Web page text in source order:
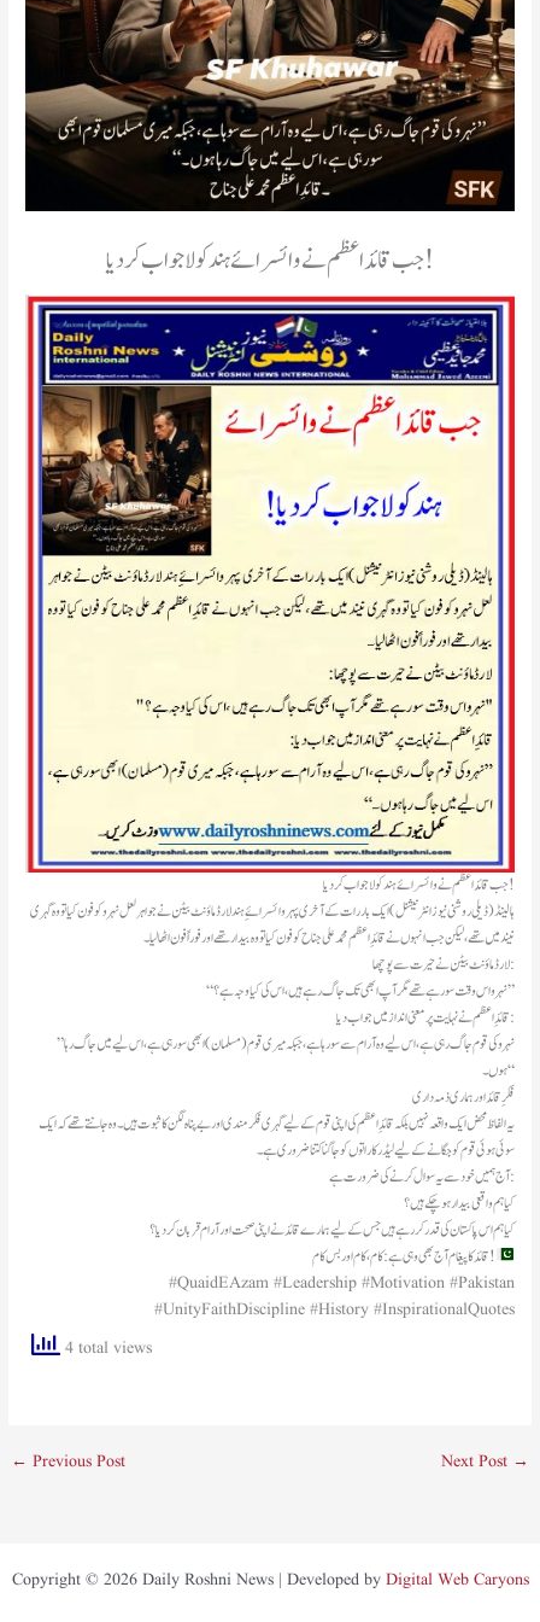
جب قائد اعظم نے وائسرائے ہند کو لاجواب کر دیا!
جب قائد اعظم نے وائسرائے ہند کو لاجواب کر دیا!
ہالینڈ(ڈیلی روشنی نیوز انٹرنیشنل )ایک بار رات کے آخری پہر وائسرائےِ ہند لارڈ ماؤنٹ بیٹن نے جواہر لعل نہرو کو فون کیا تو وہ گہری
نیند میں تھے، لیکن جب انہوں نے قائدِ اعظم محمد علی جناح کو فون کیا تو وہ بیدار تھے اور فوراً فون اٹھا لیا۔
لارڈ ماؤنٹ بیٹن نے حیرت سے پوچھا:
“نہرو اس وقت سو رہے تھے مگر آپ ابھی تک جاگ رہے ہیں، اس کی کیا وجہ ہے؟”
قائدِ اعظم نے نہایت پرمعنی انداز میں جواب دیا:
”نہرو کی قوم جاگ رہی ہے، اس لیے وہ آرام سے سو رہا ہے، جبکہ میری قوم (مسلمان) ابھی سو رہی ہے، اس لیے میں جاگ رہا
ہوں۔“
فکرِ قائد اور ہماری ذمہ داری
یہ الفاظ محض ایک واقعہ نہیں بلکہ قائدِ اعظم کی اپنی قوم کے لیے گہری فکرمندی اور بے پناہ لگن کا ثبوت ہیں۔ وہ جانتے تھے کہ ایک
سوئی ہوئی قوم کو جگانے کے لیے لیڈر کا راتوں کو جاگنا کتنا ضروری ہے۔
آج ہمیں خود سے یہ سوال کرنے کی ضرورت ہے:
کیا ہم واقعی بیدار ہو چکے ہیں؟
کیا ہم اس پاکستان کی قدر کر رہے ہیں جس کے لیے ہمارے قائد نے اپنی صحت اور آرام قربان کر دیا؟
قائد کا پیغام آج بھی وہی ہے: کام، کام اور بس کام!
#QuaidEAzam #Leadership #Motivation #Pakistan
#UnityFaithDiscipline #History #InspirationalQuotes
4 total views
← Previous Post Next Post →
Copyright © 2026 Daily Roshni News | Developed by Digital Web Caryons